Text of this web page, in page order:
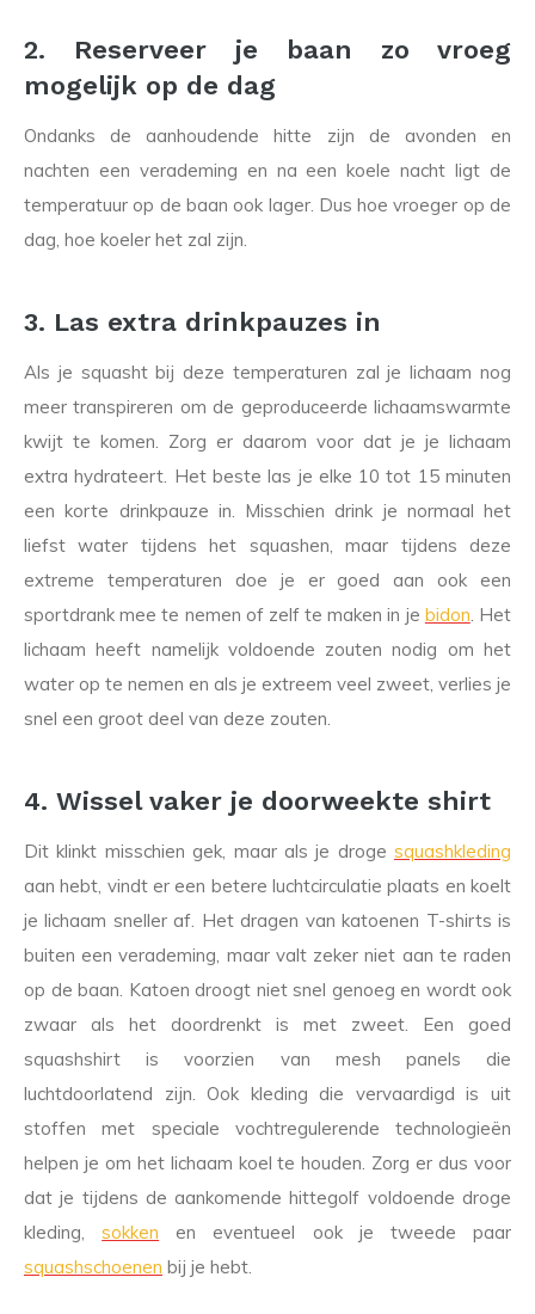
2. Reserveer je baan zo vroeg
mogelijk op de dag
Ondanks de aanhoudende hitte zijn de avonden en
nachten een verademing en na een koele nacht ligt de
temperatuur op de baan ook lager. Dus hoe vroeger op de
dag, hoe koeler het zal zijn.
3. Las extra drinkpauzes in
Als je squasht bij deze temperaturen zal je lichaam nog
meer transpireren om de geproduceerde lichaamswarmte
kwijt te komen. Zorg er daarom voor dat je je lichaam
extra hydrateert. Het beste las je elke 10 tot 15 minuten
een korte drinkpauze in. Misschien drink je normaal het
liefst water tijdens het squashen, maar tijdens deze
extreme temperaturen doe je er goed aan ook een
sportdrank mee te nemen of zelf te maken in je bidon. Het
lichaam heeft namelijk voldoende zouten nodig om het
water op te nemen en als je extreem veel zweet, verlies je
snel een groot deel van deze zouten.
4. Wissel vaker je doorweekte shirt
Dit klinkt misschien gek, maar als je droge squashkleding
aan hebt, vindt er een betere luchtcirculatie plaats en koelt
je lichaam sneller af. Het dragen van katoenen T-shirts is
buiten een verademing, maar valt zeker niet aan te raden
op de baan. Katoen droogt niet snel genoeg en wordt ook
zwaar als het doordrenkt is met zweet. Een goed
squashshirt is voorzien van mesh panels die
luchtdoorlatend zijn. Ook kleding die vervaardigd is uit
stoffen met speciale vochtregulerende technologieën
helpen je om het lichaam koel te houden. Zorg er dus voor
dat je tijdens de aankomende hittegolf voldoende droge
kleding,sokken en eventueel ook je tweede paar
squashschoenen bij je hebt.